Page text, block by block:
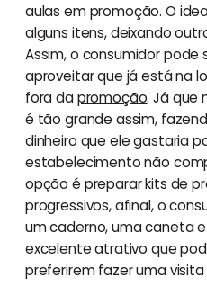
aulas em promoção. O
alguns itens, deixando
Assim, o consumidor
aproveitar que já está na
fora dapromoção. Já que
é tão grande assim,
dinheiro que ele gastaria
estabelecimento não
opção é preparar kits de
progressivos, afinal, o
um caderno, uma caneta e
excelente atrativo que
preferirem fazer uma